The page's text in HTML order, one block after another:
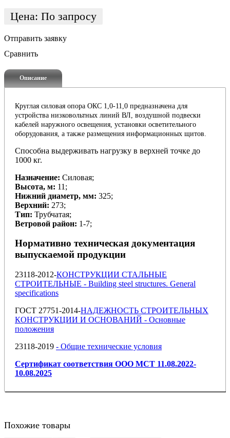
Цена: По запросу
Отправить заявку
Сравнить
Описание
Круглая силовая опора ОКС 1,0-11,0 предназначена для
устройства низковольтных линий ВЛ, воздушной подвески
кабелей наружного освещения, установки осветительного
оборудования, а также размещения информационных щитов.
Способна выдерживать нагрузку в верхней точке до
1000 кг.
Назначение: Силовая;
Высота, м: 11;
Нижний диаметр, мм: 325;
Верхний: 273;
Тип: Трубчатая;
Ветровой район: 1-7;
Нормативно техническая документация
выпускаемой продукции
23118-2012-КОНСТРУКЦИИ СТАЛЬНЫЕ
СТРОИТЕЛЬНЫЕ - Building steel structures. General
specifications
ГОСТ 27751-2014-НАДЕЖНОСТЬ СТРОИТЕЛЬНЫХ
КОНСТРУКЦИИ И ОСНОВАНИЙ - Основные
положения
23118-2019 - Общие технические условия
Сертификат соответствия ООО МСТ 11.08.2022-
10.08.2025
Похожие товары